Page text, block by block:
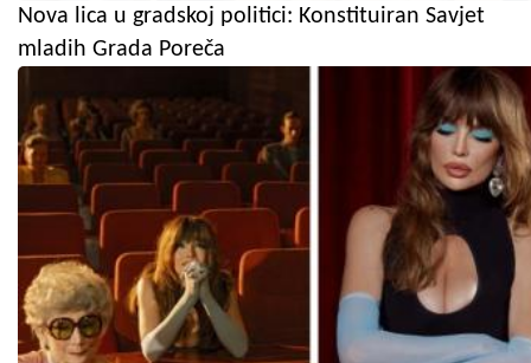
Nova lica u gradskoj politici: Konstituiran Savjet
mladih Grada Poreča